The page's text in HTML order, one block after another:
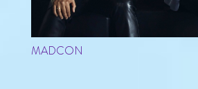
MADCON